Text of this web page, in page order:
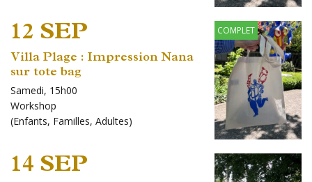
12 SEP COMPLET
Villa Plage : Impression Nana
sur tote bag
Samedi, 15h00
Workshop
(Enfants, Familles, Adultes)
14 SEP